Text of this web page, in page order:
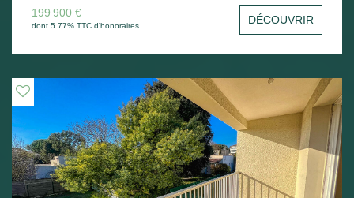
chambre avec placard, salle d'eau avec wc et cellier. Un
magnifique solarium avec vue dégagée sur Royan vient
compléter ce logement. Chauffage électrique. Local vélo
commun - A découvrir ! Possibilité d'acquérir un garage
199 900 €
dont 5.77% TTC d'honoraires DÉCOUVRIR